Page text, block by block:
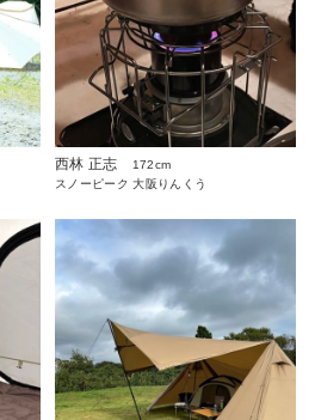
西林 正志
172cm
スノーピーク 大阪りんくう